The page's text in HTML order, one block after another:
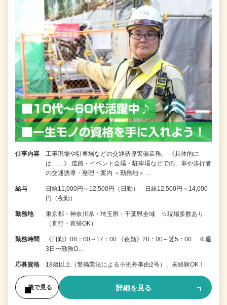
仕事内容
工事現場や駐車場などの交通誘導警備業務。 《具体的に
は……》 道路・イベント会場・駐車場などでの、車や歩行者
の交通誘導・整理・案内 ＜勤務地＞ …
給与
日給11,000円～12,500円（日勤） 日給12,500円～14,000
円（夜勤）
勤務地
東京都・神奈川県・埼玉県・千葉県全域 ☆現場多数あり
（直行・直帰OK）
勤務時間
《日勤》08：00～17：00 《夜勤》20：00～翌5：00 ※週
3日〜勤務O…
応募資格 18歳以上（警備業法による※例外事由2号）、未経験OK！
後で見る 詳細を見る